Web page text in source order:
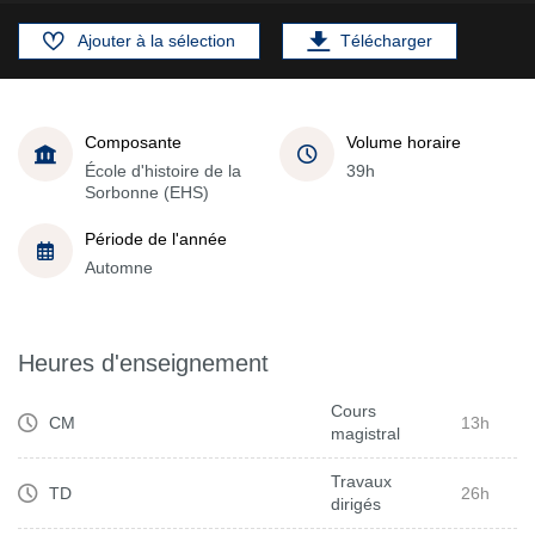
Ajouter à la sélection Télécharger
Composante
École d'histoire de la
Sorbonne (EHS)
Volume horaire
39h
Période de l'année
Automne
Heures d'enseignement
CM
Cours
magistral
13h
TD
Travaux
dirigés
26h